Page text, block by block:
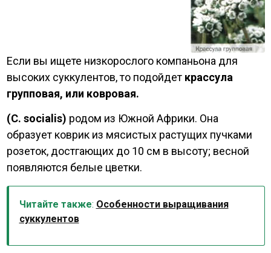
Если вы ищете низкорослого компаньона для
высоких суккулентов, то подойдеткрассула
групповая, или ковровая.
(C. socialis) родом из Южной Африки. Она
образует коврик из мясистых растущих пучками
розеток, достгающих до 10 см в высоту; весной
появляются белые цветки.
Читайте также: Особенности выращивания
суккулентов